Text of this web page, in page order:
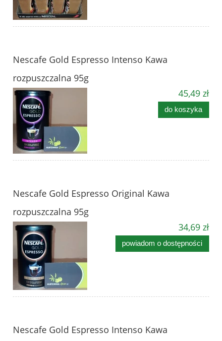
Nescafe Gold Espresso Intenso Kawa
rozpuszczalna 95g
45,49 zł
do koszyka
Nescafe Gold Espresso Original Kawa
rozpuszczalna 95g
34,69 zł
powiadom o dostępności
Nescafe Gold Espresso Intenso Kawa